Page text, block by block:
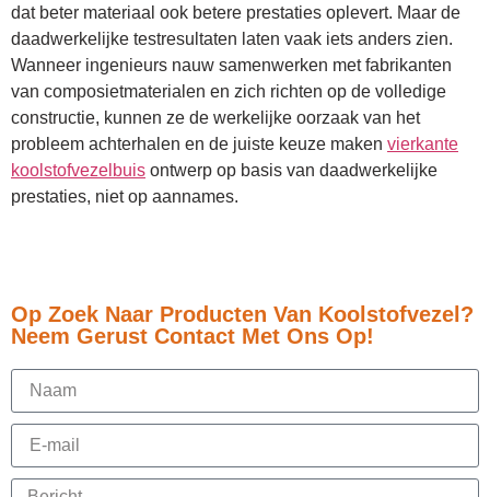
dat beter materiaal ook betere prestaties oplevert. Maar de
daadwerkelijke testresultaten laten vaak iets anders zien.
Wanneer ingenieurs nauw samenwerken met fabrikanten
van composietmaterialen en zich richten op de volledige
constructie, kunnen ze de werkelijke oorzaak van het
probleem achterhalen en de juiste keuze maken vierkante
koolstofvezelbuis ontwerp op basis van daadwerkelijke
prestaties, niet op aannames.
Op Zoek Naar Producten Van Koolstofvezel?
Neem Gerust Contact Met Ons Op!